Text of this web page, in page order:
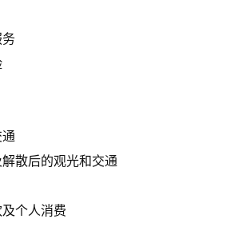
散后的观光和交通
个人消费